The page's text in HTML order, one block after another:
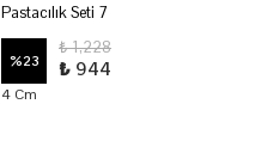
Pastacılık Seti 7
%23
₺ 1,228
₺ 944
4 Cm